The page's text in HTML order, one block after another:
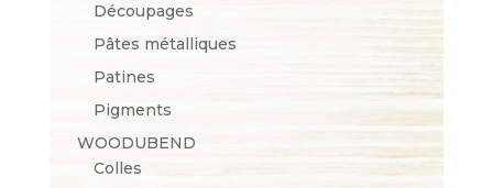
Découpages
Pâtes métalliques
Patines
Pigments
WOODUBEND
Colles